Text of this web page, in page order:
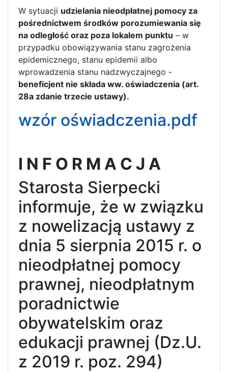
W sytuacji udzielania nieodpłatnej pomocy za
pośrednictwem środków porozumiewania się
na odległość oraz poza lokalem punktu – w
przypadku obowiązywania stanu zagrożenia
epidemicznego, stanu epidemii albo
wprowadzenia stanu nadzwyczajnego -
beneficjent nie składa ww. oświadczenia (art.
28a zdanie trzecie ustawy).
wzór oświadczenia.pdf
I N F O R M A C J A
Starosta Sierpecki
informuje, że w związku
z nowelizacją ustawy z
dnia 5 sierpnia 2015 r. o
nieodpłatnej pomocy
prawnej, nieodpłatnym
poradnictwie
obywatelskim oraz
edukacji prawnej (Dz.U.
z 2019 r. poz. 294)